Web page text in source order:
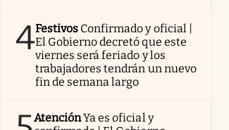
4Festivos Confirmado y oficial |
El Gobierno decretó que este
viernes será feriado y los
trabajadores tendrán un nuevo
fin de semana largo
AtenciónYa es oficial y